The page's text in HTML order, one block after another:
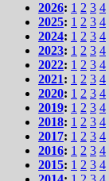
2026: 1 2 3 4
2025: 1 2 3 4
2024: 1 2 3 4
2023: 1 2 3 4
2022: 1 2 3 4
2021: 1 2 3 4
2020: 1 2 3 4
2019: 1 2 3 4
2018: 1 2 3 4
2017: 1 2 3 4
2016: 1 2 3 4
2015: 1 2 3 4